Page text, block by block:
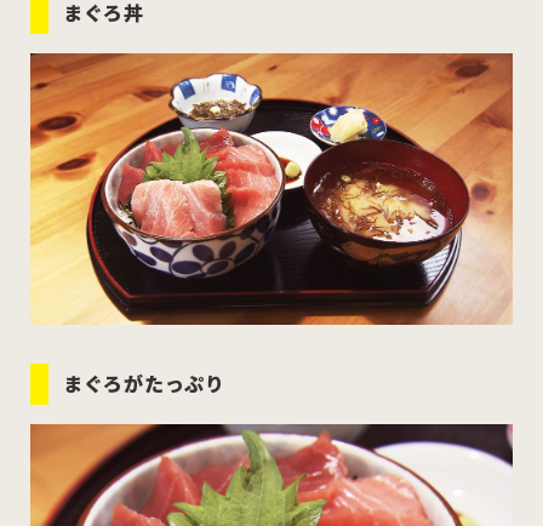
むつ市 十和田市 三沢市
八戸市
すべてのエリアをみる
ホーム
お問い合わせ
公式Instagram
まぐろ丼
まぐろがたっぷり